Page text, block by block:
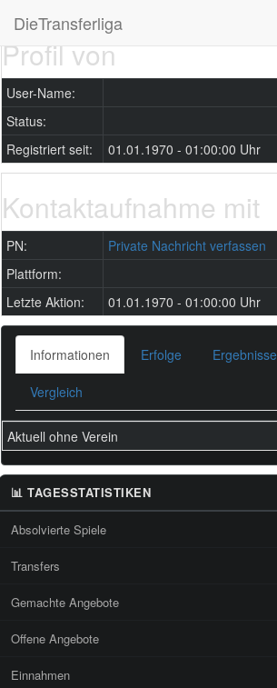
DieTransferliga
Profil von
User-Name:
Status:
Registriert seit:
01.01.1970 - 01:00:00 Uhr
Kontaktaufnahme mit
PN:
Private Nachricht verfassen
Plattform:
Letzte Aktion:
01.01.1970 - 01:00:00 Uhr
Informationen Erfolge Ergebnisse
Vergleich
Aktuell ohne Verein
📊 TAGESSTATISTIKEN
Absolvierte Spiele
Transfers
Gemachte Angebote
Offene Angebote
Einnahmen